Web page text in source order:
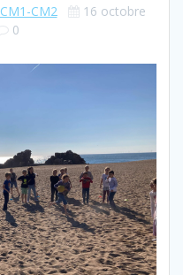
CM1-CM2
16 octobre
0